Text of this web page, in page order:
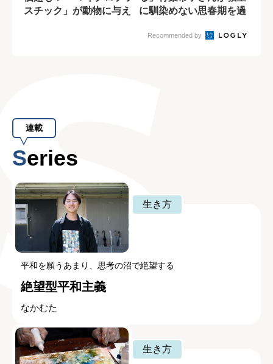
スチック」が動物に与え
に馴染めない思春期を過
Recommended by
連載
Series
生き方
平和を願うあまり、思考の沼で絶望する
絶望型平和主義
なかむた
生き方